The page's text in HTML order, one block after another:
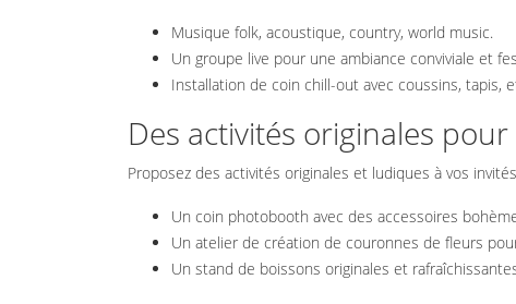
Musique folk, acoustique, country, world music.
Un groupe live pour une ambiance conviviale et
Installation de coin chill-out avec coussins, tapis,
Des activités originales
Proposez des activités originales et ludiques à vos
Un coin photobooth avec des accessoires
Un atelier de création de couronnes de fleurs
Un stand de boissons originales et